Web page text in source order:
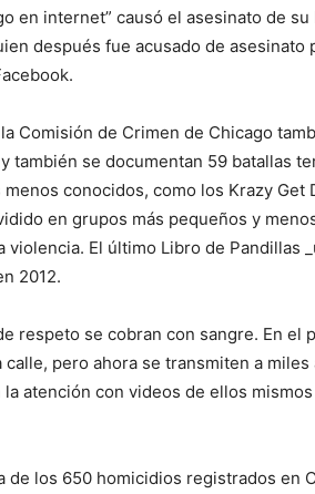
en internet” causó el asesinato de
después fue acusado de asesinato
Comisión de Crimen de Chicago
también se documentan 59 batallas
conocidos, como los Krazy Get
en grupos más pequeños y
violencia. El último Libro de Pandillas
2012.
respeto se cobran con sangre. En el
calle, pero ahora se transmiten a
atención con videos de ellos
de los 650 homicidios registrados en